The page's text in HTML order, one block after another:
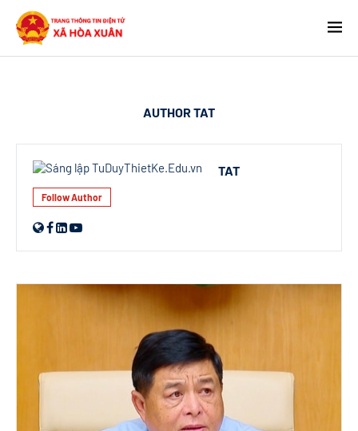
AUTHORTAT
TAT
Follow Author